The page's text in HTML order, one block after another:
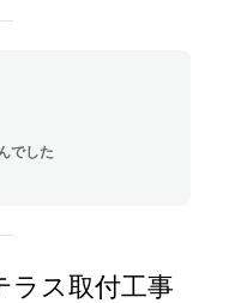
でした
ラス取付工事